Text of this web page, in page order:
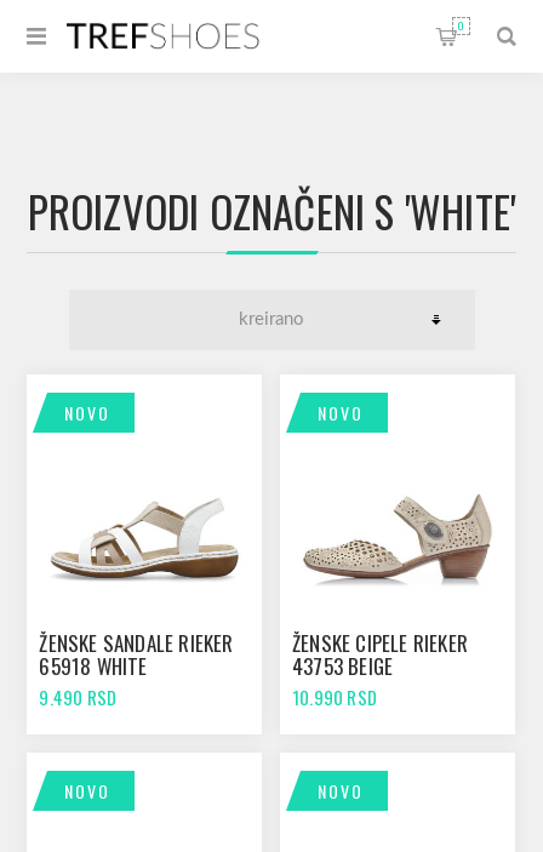
0
PROIZVODI OZNAČENI S 'WHITE'
NOVO
ŽENSKE SANDALE RIEKER
65918 WHITE
9.490 RSD
NOVO
ŽENSKE CIPELE RIEKER
43753 BEIGE
10.990 RSD
NOVO NOVO